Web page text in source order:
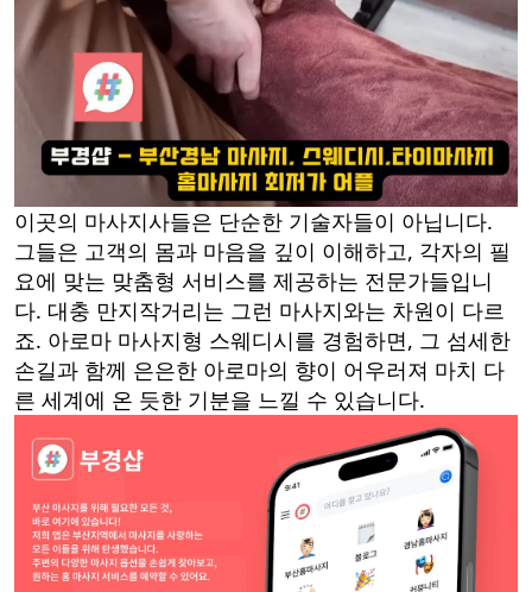
이곳의 마사지사들은 단순한 기술자들이 아닙니다.
그들은 고객의 몸과 마음을 깊이 이해하고, 각자의 필
요에 맞는 맞춤형 서비스를 제공하는 전문가들입니
다. 대충 만지작거리는 그런 마사지와는 차원이 다르
죠. 아로마 마사지형 스웨디시를 경험하면, 그 섬세한
손길과 함께 은은한 아로마의 향이 어우러져 마치 다
른 세계에 온 듯한 기분을 느낄 수 있습니다.